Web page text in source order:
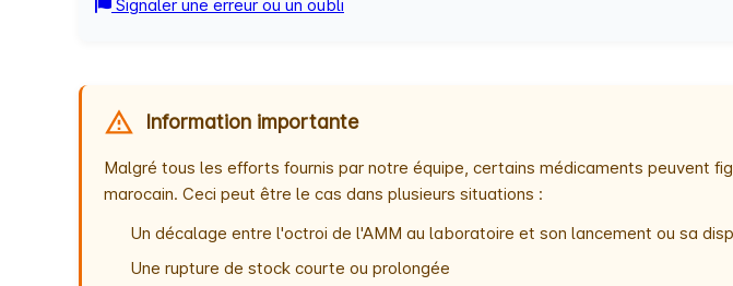
Signaler une erreur ou un oubli
Information importante
Malgré tous les efforts fournis par notre équipe, certains médicaments peuvent
marocain. Ceci peut être le cas dans plusieurs situations :
Un décalage entre l'octroi de l'AMM au laboratoire et son lancement ou sa
Une rupture de stock courte ou prolongée